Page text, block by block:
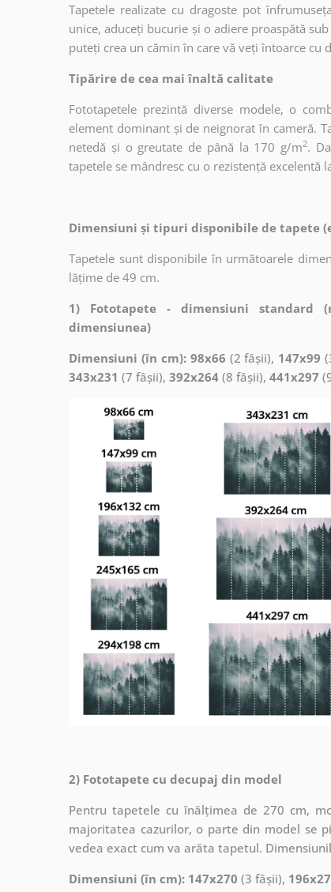
Tapetele realizate cu dragoste pot
unice, aduceți bucurie și o adiere proaspătă
puteți crea un cămin în care vă veți întoarce cu
Tipărire de cea mai înaltă calitate
Fototapetele prezintă diverse modele, o
element dominant și de neignorat în cameră.
netedă și o greutate de până la 170 g/m2.
tapetele se mândresc cu o rezistență
Dimensiuni și tipuri disponibile de tapete
Tapetele sunt disponibile în următoarele
lățime de 49 cm.
1) Fototapete - dimensiuni standard
dimensiunea)
Dimensiuni (în cm): 98x66 (2 fâșii), 147x99
343x231 (7 fâșii), 392x264 (8 fâșii), 441x297
2) Fototapete cu decupaj din model
Pentru tapetele cu înălțimea de 270 cm,
majoritatea cazurilor, o parte din model se
vedea exact cum va arăta tapetul.
Dimensiuni (în cm): 147x270 (3 fâșii),